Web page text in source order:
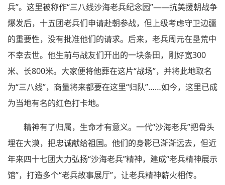
兵”。这里被称作“三八线沙海老兵纪念园”——抗美援朝战争
爆发后，十五团老兵们申请赴朝参战，但上级考虑守卫边疆
的重要性，没有批准他们的请求。后来，老兵周元在垦荒中
不幸去世。他生前与战友们开出的一块条田，刚好宽300
米、长800米。大家便将他葬在这片“战场”，并将此地取名
为“三八线”，商量将来都要在这里“归队”……如今，这里已成
为当地有名的红色打卡地。
精神有了归属，生命才有意义。一代“沙海老兵”把骨头
埋在大漠，把忠诚献给祖国。他们的身影已渐渐远去，但近
年来四十七团大力弘扬“沙海老兵”精神，建成“老兵精神展示
馆”，打造多个“老兵故事展厅”，让老兵精神薪火相传。